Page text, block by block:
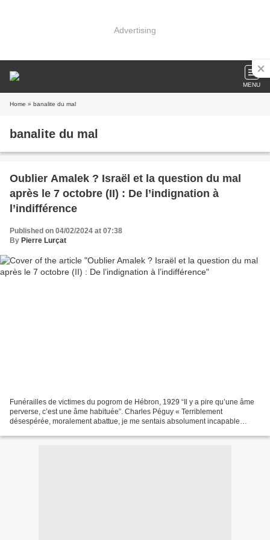
Advertising
MENU
Home » banalite du mal
banalite du mal
Oublier Amalek ? Israël et la question du mal
après le 7 octobre (II) : De l’indignation à
l’indifférence
Published on 04/02/2024 at 07:38
By Pierre Lurçat
Funérailles de victimes du pogrom de Hébron, 1929 “Il y a pire qu’une âme
perverse, c’est une âme habituée”. Charles Péguy « Terriblement
désespérée, moralement abattue, je me sentais absolument incapable